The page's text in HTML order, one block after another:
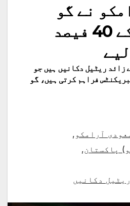
نے گو
پاکستان کے 40 فیصد
میں 1100 سے زائد ریٹیل دکانیں ہیں جو
فراہم کرتی ہیں، گو
آرامکو ,
پاکستان,